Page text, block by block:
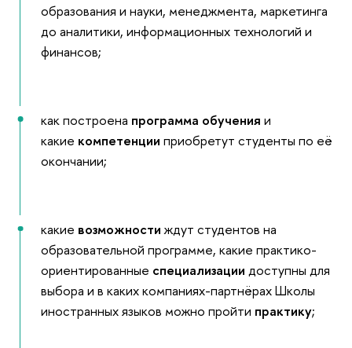
образования и науки, менеджмента, маркетинга
до аналитики, информационных технологий и
финансов;
как построена программа обучения и
какие компетенции приобретут студенты по её
окончании;
какие возможностиждут студентов на
образовательной программе, какие практико-
ориентированные специализации доступны для
выбора и в каких компаниях-партнёрах Школы
иностранных языков можно пройти практику;